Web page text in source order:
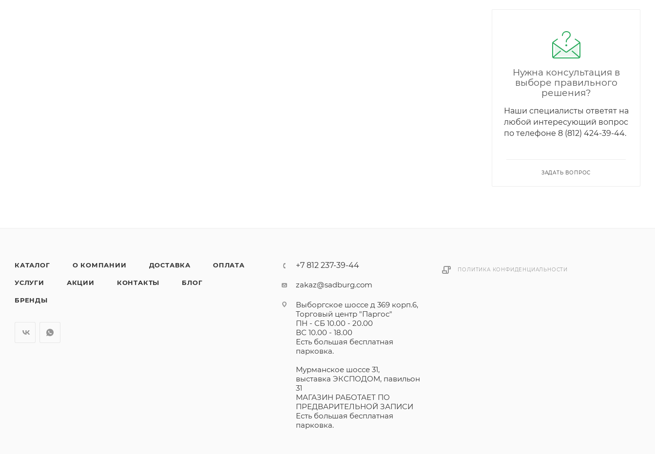
Нужна консультация в
выборе правильного
решения?
Наши специалисты ответят на
любой интересующий вопрос
по телефонe 8 (812) 424-39-44.
ЗАДАТЬ ВОПРОС
КАТАЛОГ О КОМПАНИИ ДОСТАВКА ОПЛАТА
УСЛУГИ АКЦИИ КОНТАКТЫ БЛОГ
БРЕНДЫ
+7 812 237-39-44
zakaz@sadburg.com
Выборгское шоссе д 369 корп.6,
Торговый центр "Паргос"
ПН - СБ 10.00 - 20.00
ВС 10.00 - 18.00
Есть большая бесплатная
парковка.
Мурманское шоссе 31,
выставка ЭКСПОДОМ, павильон
31
МАГАЗИН РАБОТАЕТ ПО
ПРЕДВАРИТЕЛЬНОЙ ЗАПИСИ
Есть большая бесплатная
парковка.
ПОЛИТИКА КОНФИДЕНЦИАЛЬНОСТИ